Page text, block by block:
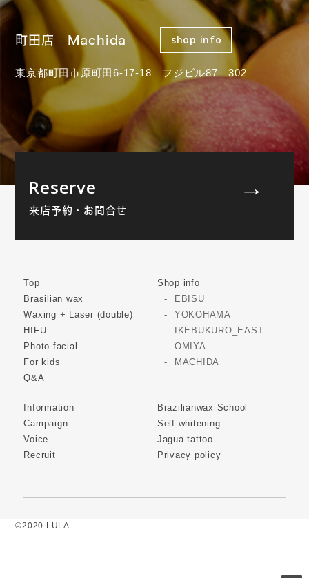
町田店 Machida shop info
東京都町田市原町田6-17-18 フジビル87 302
Reserve
来店予約・お問合せ
Top
Brasilian wax
Waxing + Laser (double)
HIFU
Photo facial
For kids
Q&A
Shop info
EBISU
YOKOHAMA
IKEBUKURO_EAST
OMIYA
MACHIDA
Information
Campaign
Voice
Recruit
Brazilianwax School
Self whitening
Jagua tattoo
Privacy policy
©2020 LULA.